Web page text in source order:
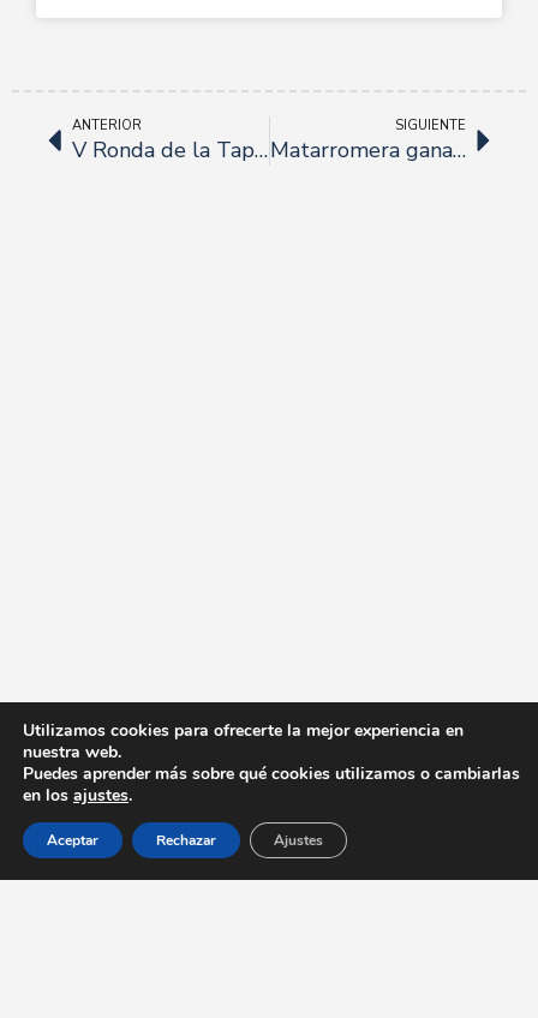
ANTERIOR
V Ronda de la Tapa de Los Palacios.
SIGUIENTE
Matarromera gana el premio Vine Science.
Utilizamos cookies para ofrecerte la mejor experiencia en
nuestra web.
Puedes aprender más sobre qué cookies utilizamos o cambiarlas
en los ajustes.
Aceptar Rechazar Ajustes